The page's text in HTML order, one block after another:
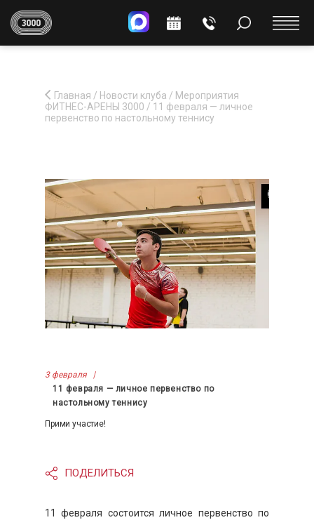
Главная / Новости клуба / Мероприятия
ФИТНЕС-АРЕНЫ 3000 / 11 февраля — личное
первенство по настольному теннису
3 февраля
11 февраля — личное первенство по
настольному теннису
Прими участие!
ПОДЕЛИТЬСЯ
11 февраля состоится личное первенство по